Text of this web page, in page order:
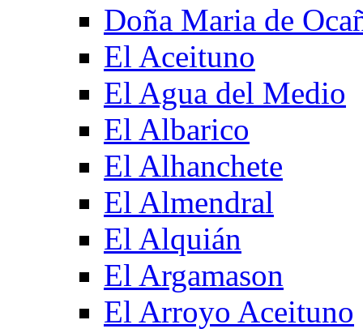
Doña Maria de
El Aceituno
El Agua del Medio
El Albarico
El Alhanchete
El Almendral
El Alquián
El Argamason
El Arroyo Aceituno